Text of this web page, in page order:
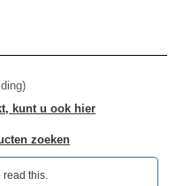
kunt u ook hier
zoeken
read this.‎